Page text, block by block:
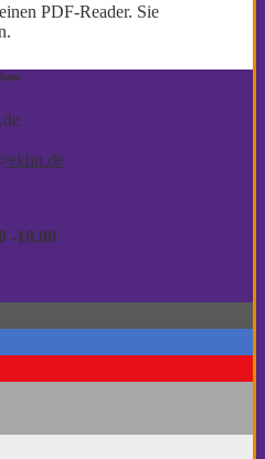
PDF-Reader. Sie
-18.00